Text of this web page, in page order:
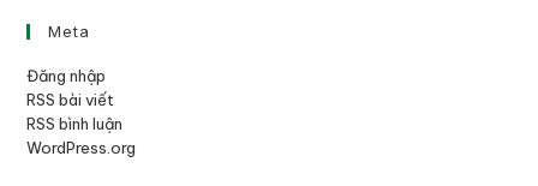
Meta
Đăng nhập
RSS bài viết
RSS bình luận
WordPress.org